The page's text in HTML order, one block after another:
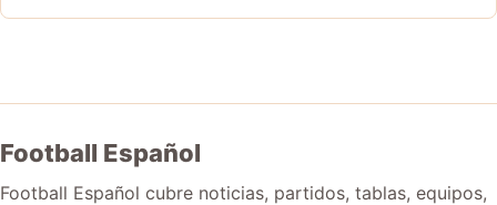
Football Español
Football Español cubre noticias, partidos, tablas, equipos,